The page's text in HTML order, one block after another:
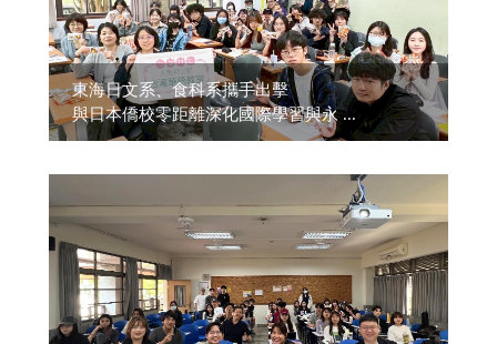
東海日文系、食科系攜手出擊
與日本僑校零距離深化國際學習與永 ...